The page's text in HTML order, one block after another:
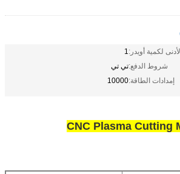
لكمية أويدر:1
شروط الدفع:تي تي
إمدادات الطاقة:10000
CNC Plasma Cutting